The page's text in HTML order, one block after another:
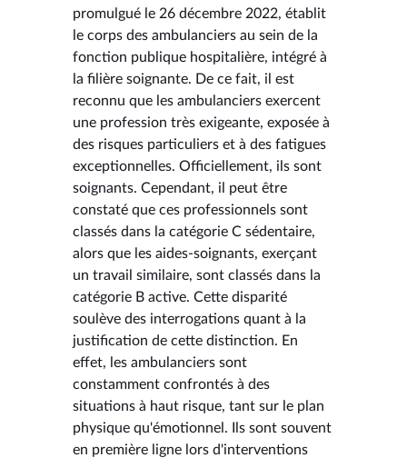
promulgué le 26 décembre 2022, établit
le corps des ambulanciers au sein de la
fonction publique hospitalière, intégré à
la filière soignante. De ce fait, il est
reconnu que les ambulanciers exercent
une profession très exigeante, exposée à
des risques particuliers et à des fatigues
exceptionnelles. Officiellement, ils sont
soignants. Cependant, il peut être
constaté que ces professionnels sont
classés dans la catégorie C sédentaire,
alors que les aides-soignants, exerçant
un travail similaire, sont classés dans la
catégorie B active. Cette disparité
soulève des interrogations quant à la
justification de cette distinction. En
effet, les ambulanciers sont
constamment confrontés à des
situations à haut risque, tant sur le plan
physique qu'émotionnel. Ils sont souvent
en première ligne lors d'interventions